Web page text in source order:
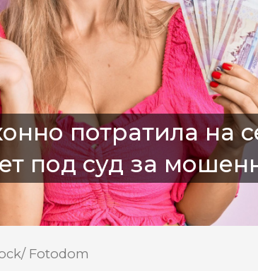
потратила на
под суд за
Fotodom